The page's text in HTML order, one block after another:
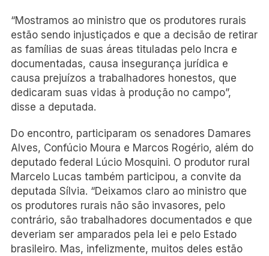
“Mostramos ao ministro que os produtores rurais
estão sendo injustiçados e que a decisão de retirar
as famílias de suas áreas tituladas pelo Incra e
documentadas, causa insegurança jurídica e
causa prejuízos a trabalhadores honestos, que
dedicaram suas vidas à produção no campo”,
disse a deputada.
Do encontro, participaram os senadores Damares
Alves, Confúcio Moura e Marcos Rogério, além do
deputado federal Lúcio Mosquini. O produtor rural
Marcelo Lucas também participou, a convite da
deputada Sílvia. “Deixamos claro ao ministro que
os produtores rurais não são invasores, pelo
contrário, são trabalhadores documentados e que
deveriam ser amparados pela lei e pelo Estado
brasileiro. Mas, infelizmente, muitos deles estão